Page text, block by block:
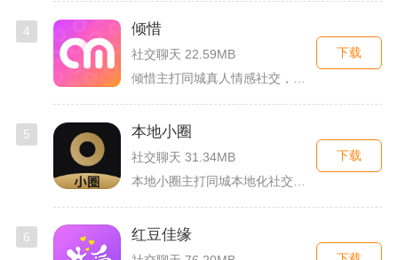
4 倾惜
社交聊天 22.59MB
倾惜主打同城真人情感社交，面向有交友、脱单需求的年轻用户，依...
下载
5 本地小圈
社交聊天 31.34MB
下载
6 红豆佳缘